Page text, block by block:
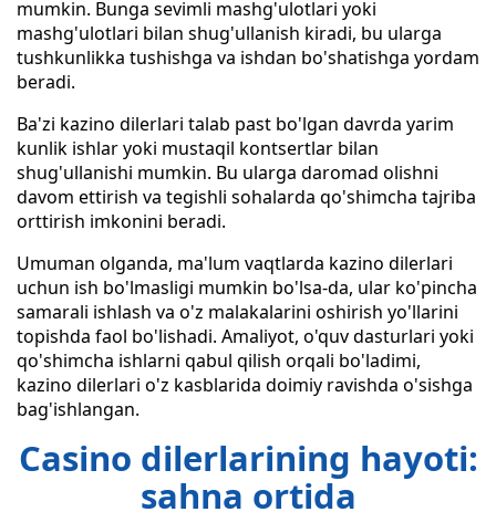
mumkin. Bunga sevimli mashg'ulotlari yoki
mashg'ulotlari bilan shug'ullanish kiradi, bu ularga
tushkunlikka tushishga va ishdan bo'shatishga yordam
beradi.
Ba'zi kazino dilerlari talab past bo'lgan davrda yarim
kunlik ishlar yoki mustaqil kontsertlar bilan
shug'ullanishi mumkin. Bu ularga daromad olishni
davom ettirish va tegishli sohalarda qo'shimcha tajriba
orttirish imkonini beradi.
Umuman olganda, ma'lum vaqtlarda kazino dilerlari
uchun ish bo'lmasligi mumkin bo'lsa-da, ular ko'pincha
samarali ishlash va o'z malakalarini oshirish yo'llarini
topishda faol bo'lishadi. Amaliyot, o'quv dasturlari yoki
qo'shimcha ishlarni qabul qilish orqali bo'ladimi,
kazino dilerlari o'z kasblarida doimiy ravishda o'sishga
bag'ishlangan.
Casino dilerlarining hayoti:
sahna ortida